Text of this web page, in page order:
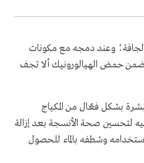
وعند دمجه مع مكونات
حمض الهيالورونيك ألا تجف
بشكل فعّال من المكياج
لتحسين صحة الأنسجة بعد إزالة
استخدامه وشطفه بالماء للحصول